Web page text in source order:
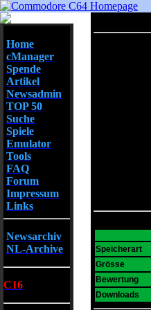
Home
cManager
Spende
Artikel
Newsadmin
TOP 50
Suche
Spiele
Emulator
Tools
FAQ
Forum
Impressum
Links
Newsarchiv
NL-Archive
C16
Speicherart
Grösse
Bewertung
Downloads